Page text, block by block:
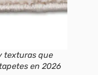
texturas que
en 2026